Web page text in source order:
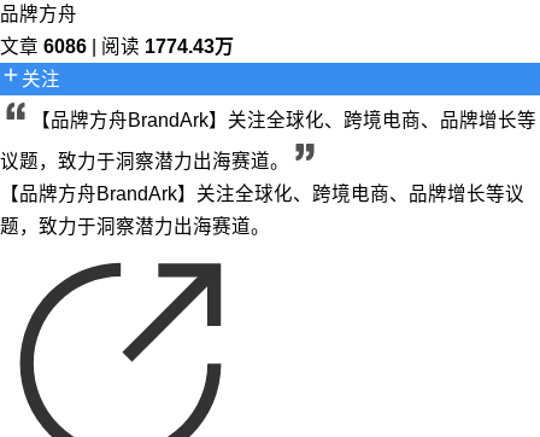
品牌方舟
文章 6086 | 阅读 1774.43万
关注
【品牌方舟BrandArk】关注全球化、跨境电商、品牌增长等
议题，致力于洞察潜力出海赛道。
【品牌方舟BrandArk】关注全球化、跨境电商、品牌增长等议
题，致力于洞察潜力出海赛道。